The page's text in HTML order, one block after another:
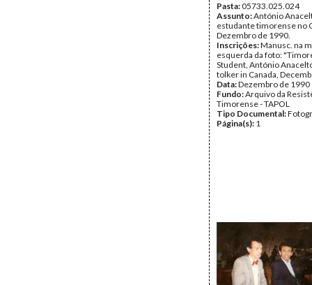
Pasta:05733.025.024
Assunto:António
estudante timorense no
Dezembro de 1990.
Inscrições:Manusc. na
esquerda da foto:
Student, António
tolker in Canada,
Data:Dezembro de 1990
Fundo:Arquivo da
Timorense - TAPOL
Tipo Documental:
Página(s): 1